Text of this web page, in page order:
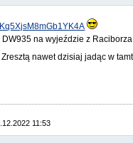
na wyjeździe z
Zresztą nawet dzisiaj jadąc w
11:53